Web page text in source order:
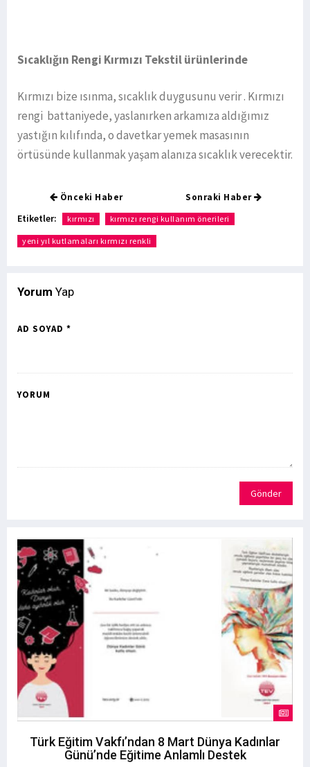
Sıcaklığın Rengi Kırmızı Tekstil ürünlerinde
Kırmızı bize ısınma, sıcaklık duygusunu verir . Kırmızı
rengi battaniyede, yaslanırken arkamıza aldığımız
yastığın kılıfında, o davetkar yemek masasının
örtüsünde kullanmak yaşam alanıza sıcaklık verecektir.
Önceki Haber Sonraki Haber
Etiketler: kırmızı kırmızı rengi kullanım önerileri
yeni yıl kutlamaları kırmızı renkli
Yorum Yap
AD SOYAD *
YORUM
Gönder
Türk Eğitim Vakfı’ndan 8 Mart Dünya Kadınlar
Günü’nde Eğitime Anlamlı Destek